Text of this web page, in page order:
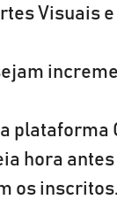
Visuais
plataforma
hora
os inscritos.